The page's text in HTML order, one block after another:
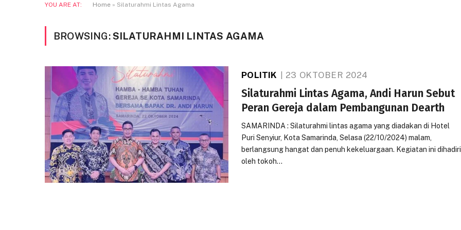
YOU ARE AT: Home » Silaturahmi Lintas Agama
BROWSING:SILATURAHMI LINTAS AGAMA
POLITIK 23 OKTOBER 2024
Silaturahmi Lintas Agama, Andi Harun Sebut
Peran Gereja dalam Pembangunan Dearth
SAMARINDA : Silaturahmi lintas agama yang diadakan di Hotel
Puri Senyiur, Kota Samarinda, Selasa (22/10/2024) malam,
berlangsung hangat dan penuh kekeluargaan. Kegiatan ini dihadiri
oleh tokoh…